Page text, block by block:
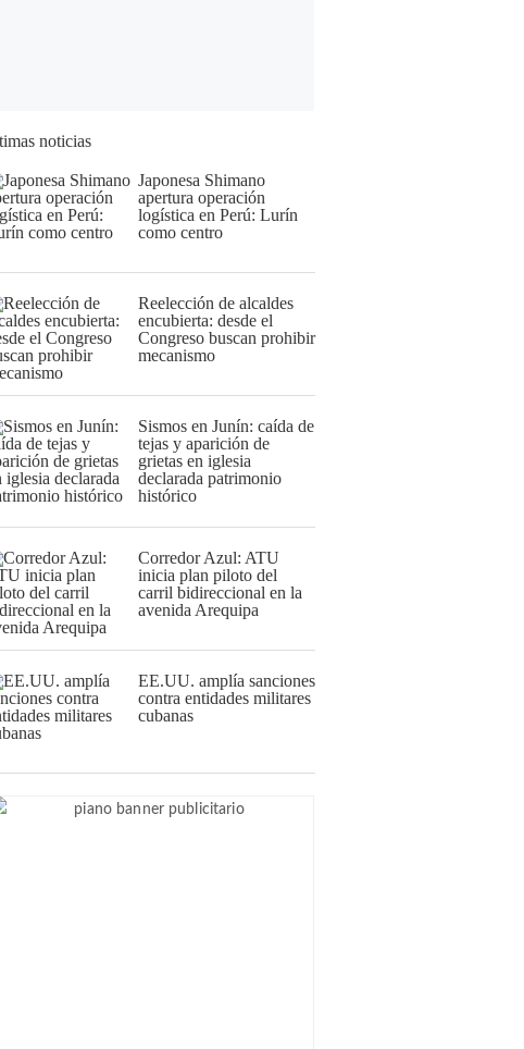
noticias
Japonesa Shimano
apertura operación
logística en Perú: Lurín
como centro
Reelección de alcaldes
encubierta: desde el
Congreso buscan prohibir
mecanismo
Sismos en Junín: caída de
tejas y aparición de
grietas en iglesia
declarada patrimonio
histórico
Corredor Azul: ATU
inicia plan piloto del
carril bidireccional en la
avenida Arequipa
EE.UU. amplía sanciones
contra entidades militares
cubanas